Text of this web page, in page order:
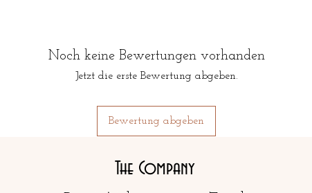
Noch keine Bewertungen vorhanden
Jetzt die erste Bewertung abgeben.
Bewertung abgeben
The Company